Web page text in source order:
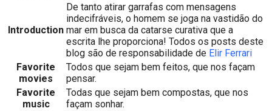
Introduction
De tanto atirar garrafas com mensagens
indecifráveis, o homem se joga na vastidão do
mar em busca da catarse curativa que a
escrita lhe proporciona! Todos os posts deste
blog são de responsabilidade de Elir Ferrari
Favorite
movies
Todos que sejam bem feitos, que nos façam
pensar.
Favorite
music
Todas que sejam bem compostas, que nos
façam sonhar.